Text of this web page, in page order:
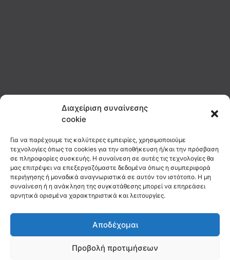
Διαχείριση συναίνεσης
cookie
Για να παρέχουμε τις καλύτερες εμπειρίες, χρησιμοποιούμε
τεχνολογίες όπως τα cookies για την αποθήκευση ή/και την πρόσβαση
σε πληροφορίες συσκευής. Η συναίνεση σε αυτές τις τεχνολογίες θα
μας επιτρέψει να επεξεργαζόμαστε δεδομένα όπως η συμπεριφορά
περιήγησης ή μοναδικά αναγνωριστικά σε αυτόν τον ιστότοπο. Η μη
συναίνεση ή η ανάκληση της συγκατάθεσης μπορεί να επηρεάσει
αρνητικά ορισμένα χαρακτηριστικά και λειτουργίες.
Αποδέχομαι
Προβολή προτιμήσεων